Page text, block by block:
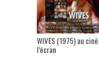
WIVES (1975) au
l’écran